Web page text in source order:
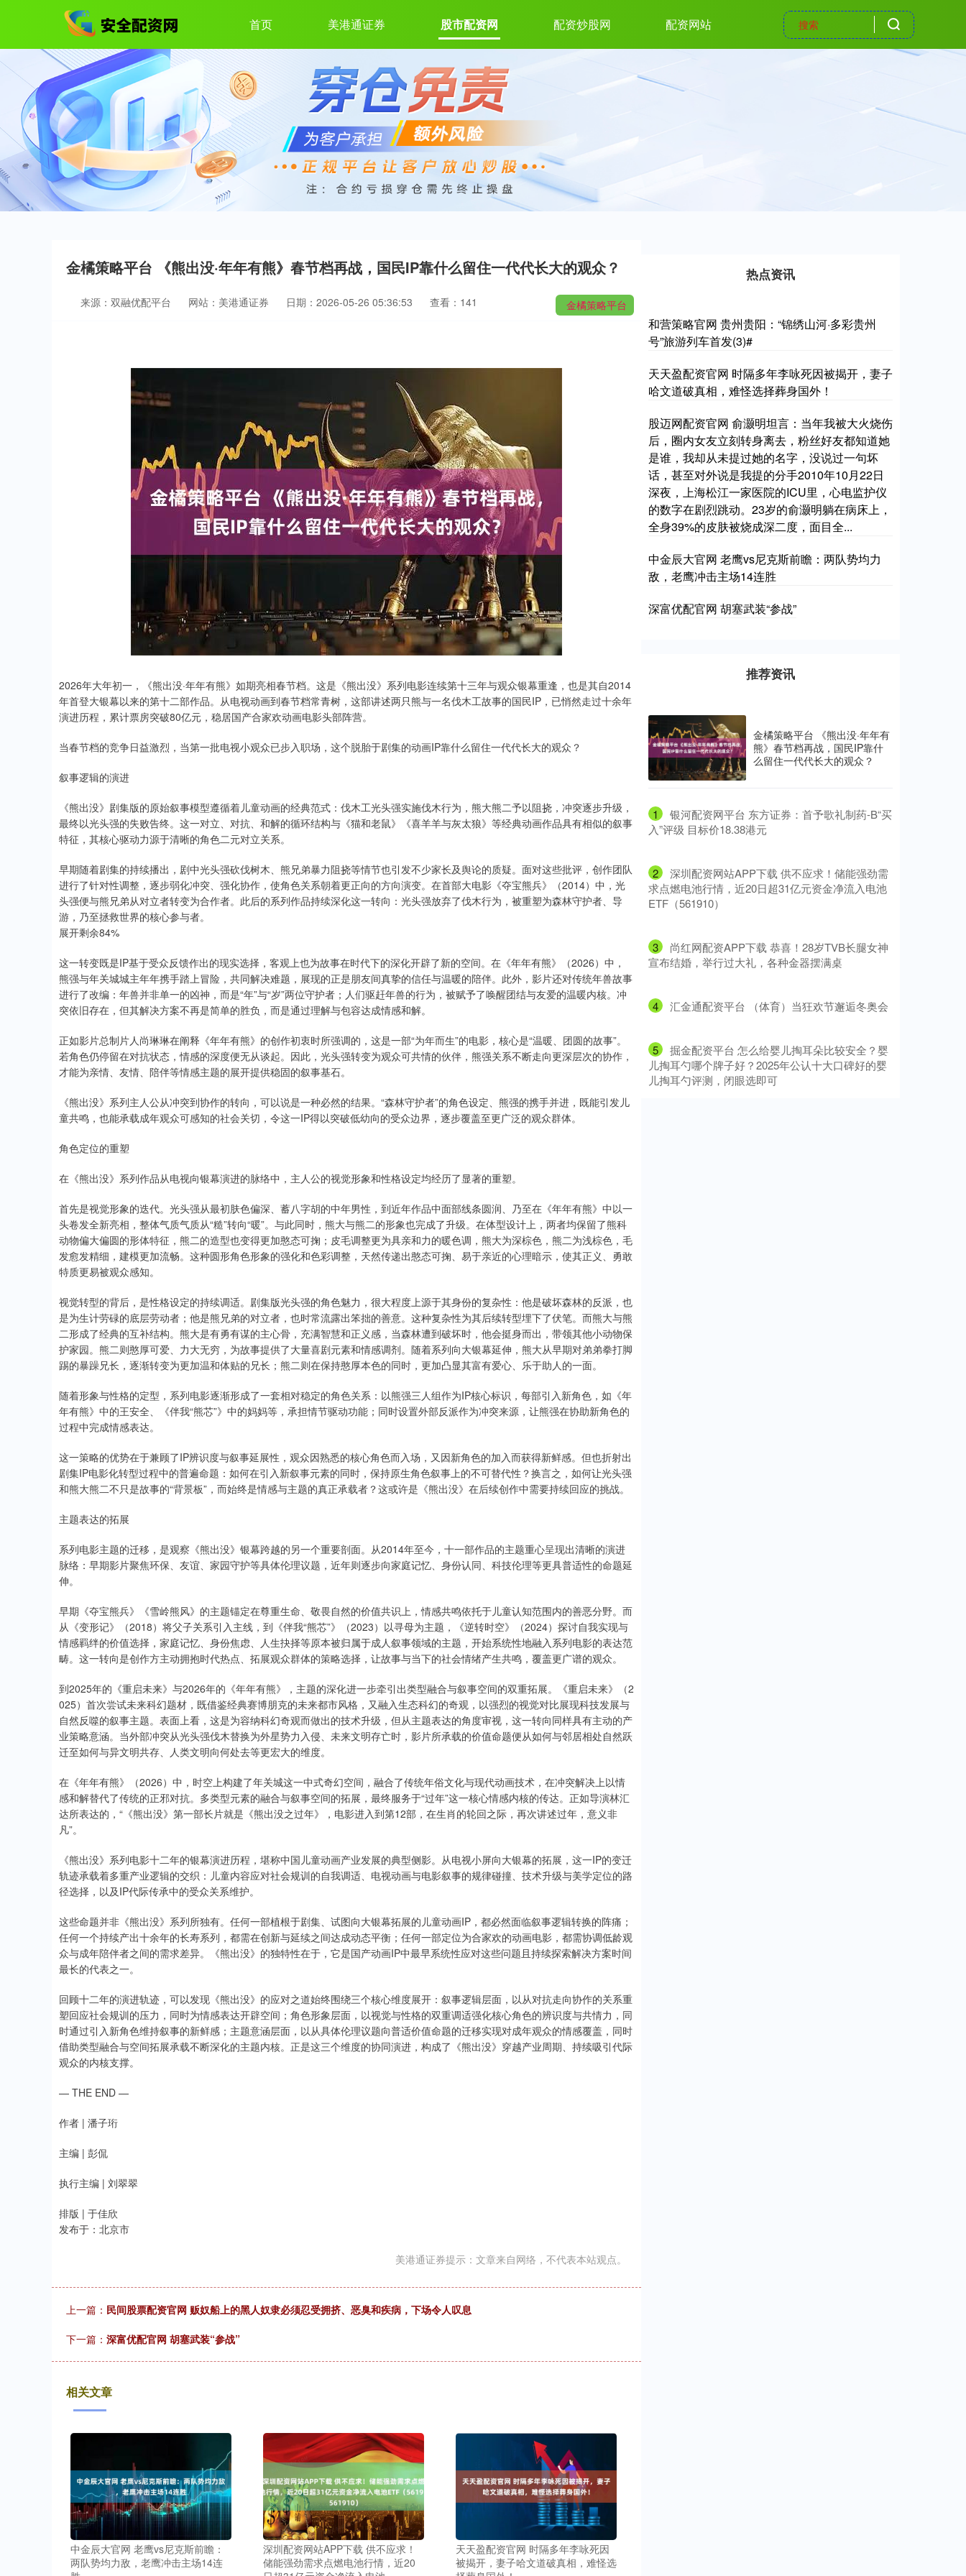
首页 美港通证券 股市配资网 配资炒股网 配资网站
金橘策略平台 《熊出没·年年有熊》春节档再战，国民IP靠什么留住一代代长大的观众？
金橘策略平台
来源：双融优配平台 网站：美港通证券 日期：2026-05-26 05:36:53 查看：141
2026年大年初一，《熊出没·年年有熊》如期亮相春节档。这是《熊出没》系列电影连续第十三年与观众银幕重逢，也是其自2014
年首登大银幕以来的第十二部作品。从电视动画到春节档常青树，这部讲述两只熊与一名伐木工故事的国民IP，已悄然走过十余年
演进历程，累计票房突破80亿元，稳居国产合家欢动画电影头部阵营。
当春节档的竞争日益激烈，当第一批电视小观众已步入职场，这个脱胎于剧集的动画IP靠什么留住一代代长大的观众？
叙事逻辑的演进
《熊出没》剧集版的原始叙事模型遵循着儿童动画的经典范式：伐木工光头强实施伐木行为，熊大熊二予以阻挠，冲突逐步升级，
最终以光头强的失败告终。这一对立、对抗、和解的循环结构与《猫和老鼠》《喜羊羊与灰太狼》等经典动画作品具有相似的叙事
特征，其核心驱动力源于清晰的角色二元对立关系。
早期随着剧集的持续播出，剧中光头强砍伐树木、熊兄弟暴力阻挠等情节也引发不少家长及舆论的质疑。面对这些批评，创作团队
进行了针对性调整，逐步弱化冲突、强化协作，使角色关系朝着更正向的方向演变。在首部大电影《夺宝熊兵》（2014）中，光
头强便与熊兄弟从对立者转变为合作者。此后的系列作品持续深化这一转向：光头强放弃了伐木行为，被重塑为森林守护者、导
游，乃至拯救世界的核心参与者。
展开剩余84%
这一转变既是IP基于受众反馈作出的现实选择，客观上也为故事在时代下的深化开辟了新的空间。在《年年有熊》（2026）中，
熊强与年关城城主年年携手踏上冒险，共同解决难题，展现的正是朋友间真挚的信任与温暖的陪伴。此外，影片还对传统年兽故事
进行了改编：年兽并非单一的凶神，而是“年”与“岁”两位守护者；人们驱赶年兽的行为，被赋予了唤醒团结与友爱的温暖内核。冲
突依旧存在，但其解决方案不再是简单的胜负，而是通过理解与包容达成情感和解。
正如影片总制片人尚琳琳在阐释《年年有熊》的创作初衷时所强调的，这是一部“为年而生”的电影，核心是“温暖、团圆的故事”。
若角色仍停留在对抗状态，情感的深度便无从谈起。因此，光头强转变为观众可共情的伙伴，熊强关系不断走向更深层次的协作，
才能为亲情、友情、陪伴等情感主题的展开提供稳固的叙事基石。
《熊出没》系列主人公从冲突到协作的转向，可以说是一种必然的结果。“森林守护者”的角色设定、熊强的携手并进，既能引发儿
童共鸣，也能承载成年观众可感知的社会关切，令这一IP得以突破低幼向的受众边界，逐步覆盖至更广泛的观众群体。
角色定位的重塑
在《熊出没》系列作品从电视向银幕演进的脉络中，主人公的视觉形象和性格设定均经历了显著的重塑。
首先是视觉形象的迭代。光头强从最初肤色偏深、蓄八字胡的中年男性，到近年作品中面部线条圆润、乃至在《年年有熊》中以一
头卷发全新亮相，整体气质气质从“糙”转向“暖”。与此同时，熊大与熊二的形象也完成了升级。在体型设计上，两者均保留了熊科
动物偏大偏圆的形体特征，熊二的造型也变得更加憨态可掬；皮毛调整更为具亲和力的暖色调，熊大为深棕色，熊二为浅棕色，毛
发愈发精细，建模更加流畅。这种圆形角色形象的强化和色彩调整，天然传递出憨态可掬、易于亲近的心理暗示，使其正义、勇敢
特质更易被观众感知。
视觉转型的背后，是性格设定的持续调适。剧集版光头强的角色魅力，很大程度上源于其身份的复杂性：他是破坏森林的反派，也
是为生计劳碌的底层劳动者；他是熊兄弟的对立者，也时常流露出笨拙的善意。这种复杂性为其后续转型埋下了伏笔。而熊大与熊
二形成了经典的互补结构。熊大是有勇有谋的主心骨，充满智慧和正义感，当森林遭到破坏时，他会挺身而出，带领其他小动物保
护家园。熊二则憨厚可爱、力大无穷，为故事提供了大量喜剧元素和情感调剂。随着系列向大银幕延伸，熊大从早期对弟弟拳打脚
踢的暴躁兄长，逐渐转变为更加温和体贴的兄长；熊二则在保持憨厚本色的同时，更加凸显其富有爱心、乐于助人的一面。
随着形象与性格的定型，系列电影逐渐形成了一套相对稳定的角色关系：以熊强三人组作为IP核心标识，每部引入新角色，如《年
年有熊》中的王安全、《伴我“熊芯”》中的妈妈等，承担情节驱动功能；同时设置外部反派作为冲突来源，让熊强在协助新角色的
过程中完成情感表达。
这一策略的优势在于兼顾了IP辨识度与叙事延展性，观众因熟悉的核心角色而入场，又因新角色的加入而获得新鲜感。但也折射出
剧集IP电影化转型过程中的普遍命题：如何在引入新叙事元素的同时，保持原生角色叙事上的不可替代性？换言之，如何让光头强
和熊大熊二不只是故事的“背景板”，而始终是情感与主题的真正承载者？这或许是《熊出没》在后续创作中需要持续回应的挑战。
主题表达的拓展
系列电影主题的迁移，是观察《熊出没》银幕跨越的另一个重要剖面。从2014年至今，十一部作品的主题重心呈现出清晰的演进
脉络：早期影片聚焦环保、友谊、家园守护等具体伦理议题，近年则逐步向家庭记忆、身份认同、科技伦理等更具普适性的命题延
伸。
早期《夺宝熊兵》《雪岭熊风》的主题锚定在尊重生命、敬畏自然的价值共识上，情感共鸣依托于儿童认知范围内的善恶分野。而
从《变形记》（2018）将父子关系引入主线，到《伴我“熊芯”》（2023）以寻母为主题，《逆转时空》（2024）探讨自我实现与
情感羁绊的价值选择，家庭记忆、身份焦虑、人生抉择等原本被归属于成人叙事领域的主题，开始系统性地融入系列电影的表达范
畴。这一转向是创作方主动拥抱时代热点、拓展观众群体的策略选择，让故事与当下的社会情绪产生共鸣，覆盖更广谱的观众。
到2025年的《重启未来》与2026年的《年年有熊》，主题的深化进一步牵引出类型融合与叙事空间的双重拓展。《重启未来》（2
025）首次尝试未来科幻题材，既借鉴经典赛博朋克的未来都市风格，又融入生态科幻的奇观，以强烈的视觉对比展现科技发展与
自然反噬的叙事主题。表面上看，这是为容纳科幻奇观而做出的技术升级，但从主题表达的角度审视，这一转向同样具有主动的产
业策略意涵。当外部冲突从光头强伐木替换为外星势力入侵、未来文明存亡时，影片所承载的价值命题便从如何与邻居相处自然跃
迁至如何与异文明共存、人类文明向何处去等更宏大的维度。
在《年年有熊》（2026）中，时空上构建了年关城这一中式奇幻空间，融合了传统年俗文化与现代动画技术，在冲突解决上以情
感和解替代了传统的正邪对抗。多类型元素的融合与叙事空间的拓展，最终服务于“过年”这一核心情感内核的传达。正如导演林汇
达所表达的，“《熊出没》第一部长片就是《熊出没之过年》，电影进入到第12部，在生肖的轮回之际，再次讲述过年，意义非
凡”。
《熊出没》系列电影十二年的银幕演进历程，堪称中国儿童动画产业发展的典型侧影。从电视小屏向大银幕的拓展，这一IP的变迁
轨迹承载着多重产业逻辑的交织：儿童内容应对社会规训的自我调适、电视动画与电影叙事的规律碰撞、技术升级与美学定位的路
径选择，以及IP代际传承中的受众关系维护。
这些命题并非《熊出没》系列所独有。任何一部植根于剧集、试图向大银幕拓展的儿童动画IP，都必然面临叙事逻辑转换的阵痛；
任何一个持续产出十余年的长寿系列，都需在创新与延续之间达成动态平衡；任何一部定位为合家欢的动画电影，都需协调低龄观
众与成年陪伴者之间的需求差异。《熊出没》的独特性在于，它是国产动画IP中最早系统性应对这些问题且持续探索解决方案时间
最长的代表之一。
回顾十二年的演进轨迹，可以发现《熊出没》的应对之道始终围绕三个核心维度展开：叙事逻辑层面，以从对抗走向协作的关系重
塑回应社会规训的压力，同时为情感表达开辟空间；角色形象层面，以视觉与性格的双重调适强化核心角色的辨识度与共情力，同
时通过引入新角色维持叙事的新鲜感；主题意涵层面，以从具体伦理议题向普适价值命题的迁移实现对成年观众的情感覆盖，同时
借助类型融合与空间拓展承载不断深化的主题内核。正是这三个维度的协同演进，构成了《熊出没》穿越产业周期、持续吸引代际
观众的内核支撑。
— THE END —
作者 | 潘子珩
主编 | 彭侃
执行主编 | 刘翠翠
排版 | 于佳欣
发布于：北京市
美港通证券提示：文章来自网络，不代表本站观点。
上一篇： 民间股票配资官网 贩奴船上的黑人奴隶必须忍受拥挤、恶臭和疾病，下场令人叹息
下一篇： 深富优配官网 胡塞武装“参战”
相关文章
中金辰大官网 老鹰vs尼克斯前瞻：
两队势均力敌，老鹰冲击主场14连
深圳配资网站APP下载 供不应求！
储能强劲需求点燃电池行情，近20
天天盈配资官网 时隔多年李咏死因
被揭开，妻子哈文道破真相，难怪选
热点资讯
和营策略官网 贵州贵阳：“锦绣山河·多彩贵州
号”旅游列车首发(3)#
天天盈配资官网 时隔多年李咏死因被揭开，妻子
哈文道破真相，难怪选择葬身国外！
股迈网配资官网 俞灏明坦言：当年我被大火烧伤
后，圈内女友立刻转身离去，粉丝好友都知道她
是谁，我却从未提过她的名字，没说过一句坏
话，甚至对外说是我提的分手2010年10月22日
深夜，上海松江一家医院的ICU里，心电监护仪
的数字在剧烈跳动。23岁的俞灏明躺在病床上，
全身39%的皮肤被烧成深二度，面目全...
中金辰大官网 老鹰vs尼克斯前瞻：两队势均力
敌，老鹰冲击主场14连胜
深富优配官网 胡塞武装“参战”
推荐资讯
金橘策略平台 《熊出没·年年有
熊》春节档再战，国民IP靠什
么留住一代代长大的观众？
1
​银河配资网平台 东方证券：首予歌礼制药-B“买
入”评级 目标价18.38港元
2
​深圳配资网站APP下载 供不应求！储能强劲需
求点燃电池行情，近20日超31亿元资金净流入电池
ETF（561910）
3
​尚红网配资APP下载 恭喜！28岁TVB长腿女神
宣布结婚，举行过大礼，各种金器摆满桌
4 ​汇金通配资平台 （体育）当狂欢节邂逅冬奥会
5
​掘金配资平台 怎么给婴儿掏耳朵比较安全？婴
儿掏耳勺哪个牌子好？2025年公认十大口碑好的婴
儿掏耳勺评测，闭眼选即可